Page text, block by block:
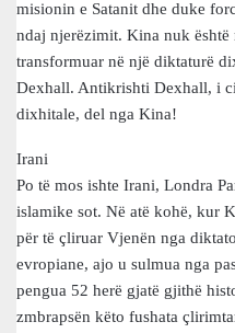
misionin e Satanit dhe duke
ndaj njerëzimit. Kina nuk është
transformuar në një diktaturë
Dexhall. Antikrishti Dexhall, i
dixhitale, del nga Kina!
Irani
Po të mos ishte Irani, Londra
islamike sot. Në atë kohë, kur
për të çliruar Vjenën nga
evropiane, ajo u sulmua nga
pengua 52 herë gjatë gjithë
zmbrapsën këto fushata